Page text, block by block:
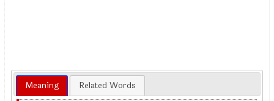
Meaning Related Words